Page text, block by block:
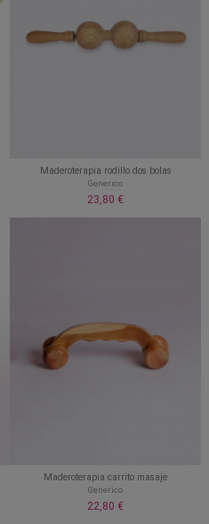
Maderoterapia rodillo dos bolas
Generico
23,80 €
Maderoterapia carrito masaje
Generico
22,80 €